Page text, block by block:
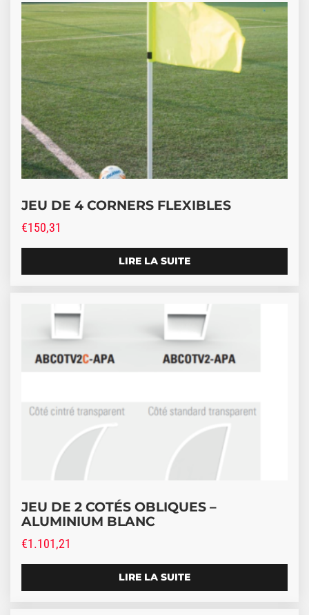
JEU DE 4 CORNERS FLEXIBLES
€150,31
LIRE LA SUITE
JEU DE 2 COTÉS OBLIQUES –
ALUMINIUM BLANC
€1.101,21
LIRE LA SUITE